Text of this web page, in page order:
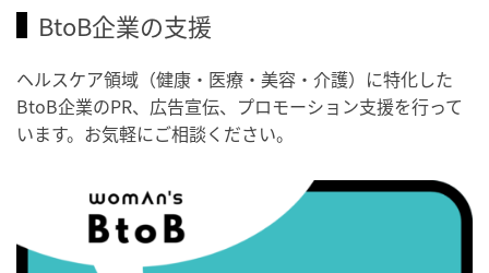
・秋の睡眠の日
・がん征圧月間
・世界アルツハイマー月間
・健康増進普及月間
・職場の健康診断実施強化月間
・世界性の健康デー
BtoB企業の支援
ヘルスケア領域（健康・医療・美容・介護）に特化した
BtoB企業のPR、広告宣伝、プロモーション支援を行って
います。お気軽にご相談ください。